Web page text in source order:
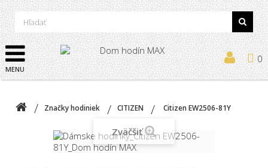
MENU
0
Značky hodiniek CITIZEN Citizen EW2506-81Y
Zväčšiť